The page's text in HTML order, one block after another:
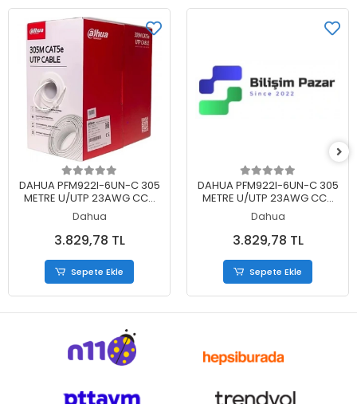
Sepete Ekle
DAHUA PFM922I-6UN-C 305
METRE U/UTP 23AWG CCA
GRİ RENK CAT6 KABLO
Dahua
3.829,78 TL
Sepete Ekle
Sepete Ekle
DAHUA PFM922I-6UN-C 305
METRE U/UTP 23AWG CCA
BEYAZ RENK CAT6 KABLO
Dahua
3.829,78 TL
Sepete Ekle